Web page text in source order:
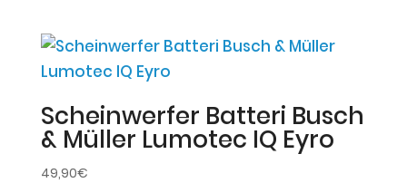
Scheinwerfer Batteri Busch
& Müller Lumotec IQ Eyro
49,90€